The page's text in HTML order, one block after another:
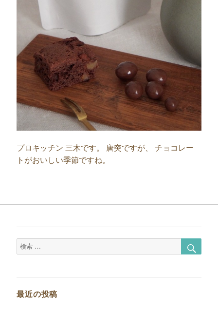
プロキッチン 三木です。 唐突ですが、 チョコレー
トがおいしい季節ですね。
検
索
索
最近の投稿